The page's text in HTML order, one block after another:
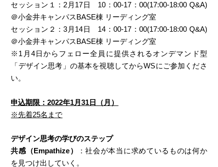
セッション１：2月17日 10：00-17：00(17:00-18:00 Q&A)
＠小金井キャンパスBASE棟 リーディング室
セッション２：3月14日 14：00-17：00(17:00-18:00 Q&A)
＠小金井キャンパスBASE棟 リーディング室
※1月4日からフェロー全員に提供されるオンデマンド型
「デザイン思考」の基本を視聴してからWSにご参加くださ
い。
申込期限：2022年1月31日（月）
※先着25名まで
デザイン思考の学びのステップ
共感（Empathize）
：社会が本当に求めているものは何か
を見つけ出していく。